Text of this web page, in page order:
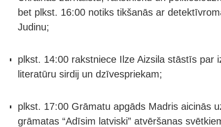
bet plkst. 16:00 notiks tikšanās ar
Judinu;
plkst. 14:00 rakstniece Ilze Aizsila stāstīs par
literatūru sirdij un dzīvespriekam;
plkst. 17:00 Grāmatu apgāds Madris aicinās
grāmatas “Adīsim latviski” atvēršanas